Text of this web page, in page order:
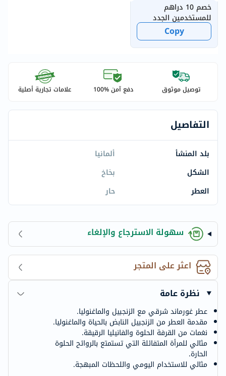
خصم 10 دراهم
للمستخدمين الجدد
Copy
توصيل موثوق دفع آمن %100 علامات تجارية أصلية
التفاصيل
بلد المنشأ
ألمانيا
الشكل
بخاخ
العطر
حار
سهولة الاسترجاع والإلغاء
اعثر على المتجر
نظرة عامة
عطر غورماند شرقي مع الزنجبيل والماغنوليا.
مقدمة العطر من الزنجبيل النابض بالحياة والماغنوليا.
نغمات من القرفة الحلوة والفانيليا الرقيقة.
مثالي للمرأة المتفائلة التي تستمتع بالروائح الحلوة
الحارة.
مثالي للاستخدام اليومي واللحظات المبهجة.